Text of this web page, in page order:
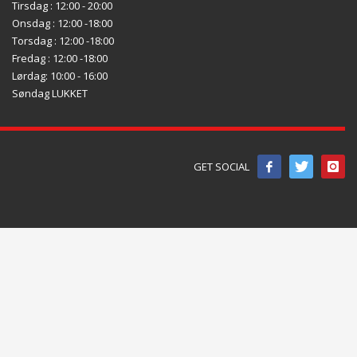
Tirsdag : 12:00 - 20:00
Onsdag : 12:00 -18:00
Torsdag : 12:00 -18:00
Fredag : 12:00 -18:00
Lørdag: 10:00 - 16:00
Søndag LUKKET
GET SOCIAL